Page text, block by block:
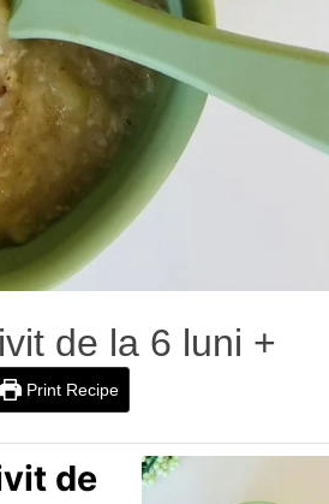
de la 6 luni +
Print Recipe
de